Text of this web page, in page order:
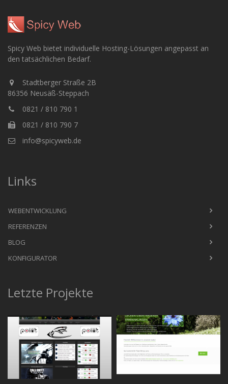
Spicy Web bietet individuelle Hosting-Lösungen angepasst an
den tatsächlichen Bedarf.
Stadtberger Straße 2B
86356 Neusäß-Steppach
0821 / 810 790 1
0821 / 810 790 7
info@spicyweb.de
Links
WEBENTWICKLUNG
REFERENZEN
BLOG
KONFIGURATOR
Letzte Projekte